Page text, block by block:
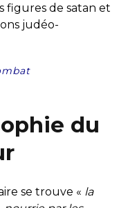
figures de satan et
judéo-
du
se trouve « la